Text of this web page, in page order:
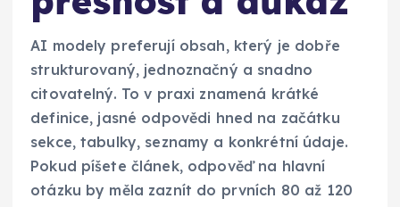
AI modely preferují obsah, který je dobře
strukturovaný, jednoznačný a snadno
citovatelný. To v praxi znamená krátké
definice, jasné odpovědi hned na začátku
sekce, tabulky, seznamy a konkrétní údaje.
Pokud píšete článek, odpověď na hlavní
otázku by měla zaznít do prvních 80 až 120